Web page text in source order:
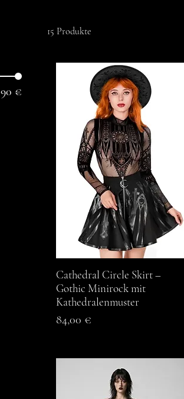
90 €
15 Produkte
Schnellansicht
Cathedral Circle Skirt –
Gothic Minirock mit
Kathedralenmuster
Preis
84,00 €